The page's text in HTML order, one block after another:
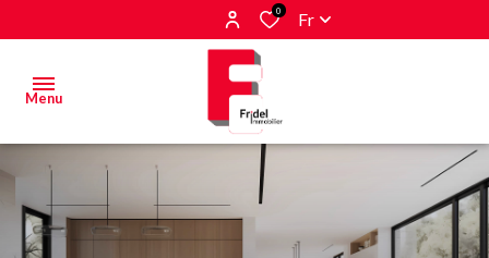
0 Fr
Menu
Estimer